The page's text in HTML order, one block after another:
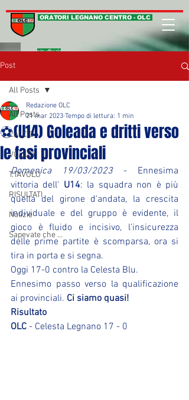
ORATORI LEGNANO CENTRO - OLC
sito ufficiale
Post
All Posts
CALCIO
VOLLEY
T.TAVOLO
RISULTATI
Notizie
Sapevate che ...
All Posts
⚽(U14) Goleada e dritti verso
le fasi provinciali
Redazione OLC
21 mar 2023 Tempo di lettura: 1 min
Domenica 19/03/2023 - Ennesima
vittoria dell' U14: la squadra non è più
quella del girone d'andata, la crescita
individuale e del gruppo è evidente, il
gioco è fluido e incisivo, l'insicurezza
delle prime partite è scomparsa, ora si
tira in porta e si segna.
Oggi 17-0 contro la Celesta Blu.
Ennesimo passo verso la qualificazione
ai provinciali. Ci siamo quasi!
Risultato
OLC - Celesta Legnano 17 - 0